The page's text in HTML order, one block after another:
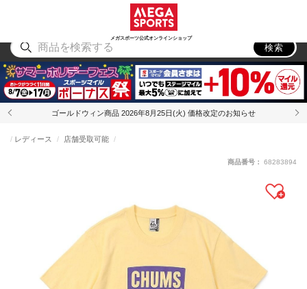
メガスポーツ公式オンラインショップ
アウトドア
検索
ゴールドウィン商品 2026年8月25日(火) 価格改定のお知らせ
レディース 店舗受取可能
商品番号： 68283894